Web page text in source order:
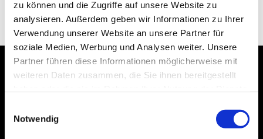
zu können und die Zugriffe auf unsere Website zu
analysieren. Außerdem geben wir Informationen zu Ihrer
Verwendung unserer Website an unsere Partner für
soziale Medien, Werbung und Analysen weiter. Unsere
Partner führen diese Informationen möglicherweise mit
weiteren Daten zusammen, die Sie ihnen bereitgestellt
Notwendig